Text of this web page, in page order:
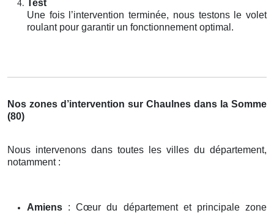
Test
Une fois l’intervention terminée, nous testons le volet
roulant pour garantir un fonctionnement optimal.
Nos zones d’intervention sur Chaulnes dans la Somme
(80)
Nous intervenons dans toutes les villes du département,
notamment :
Amiens : Cœur du département et principale zone